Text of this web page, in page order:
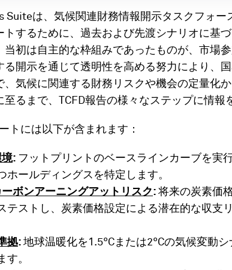
Suiteは、気候関連財務情報開示タスクフォ
トするために、過去および先渡シナリオに基
当初は自主的な枠組みであったものが、市場
る開示を通じて透明性を高める努力により、
、気候に関連する財務リスクや機会の定量化
至るまで、TCFD報告の様々なステップに情報
トには以下が含まれます：
: フットプリントのベースラインカーブを実
ホールディングスを特定します。
ボンアーニングアットリスク: 将来の炭素価
テストし、炭素価格設定による潜在的な収支
拠: 地球温暖化を1.5°Cまたは2°Cの気候変動
す。